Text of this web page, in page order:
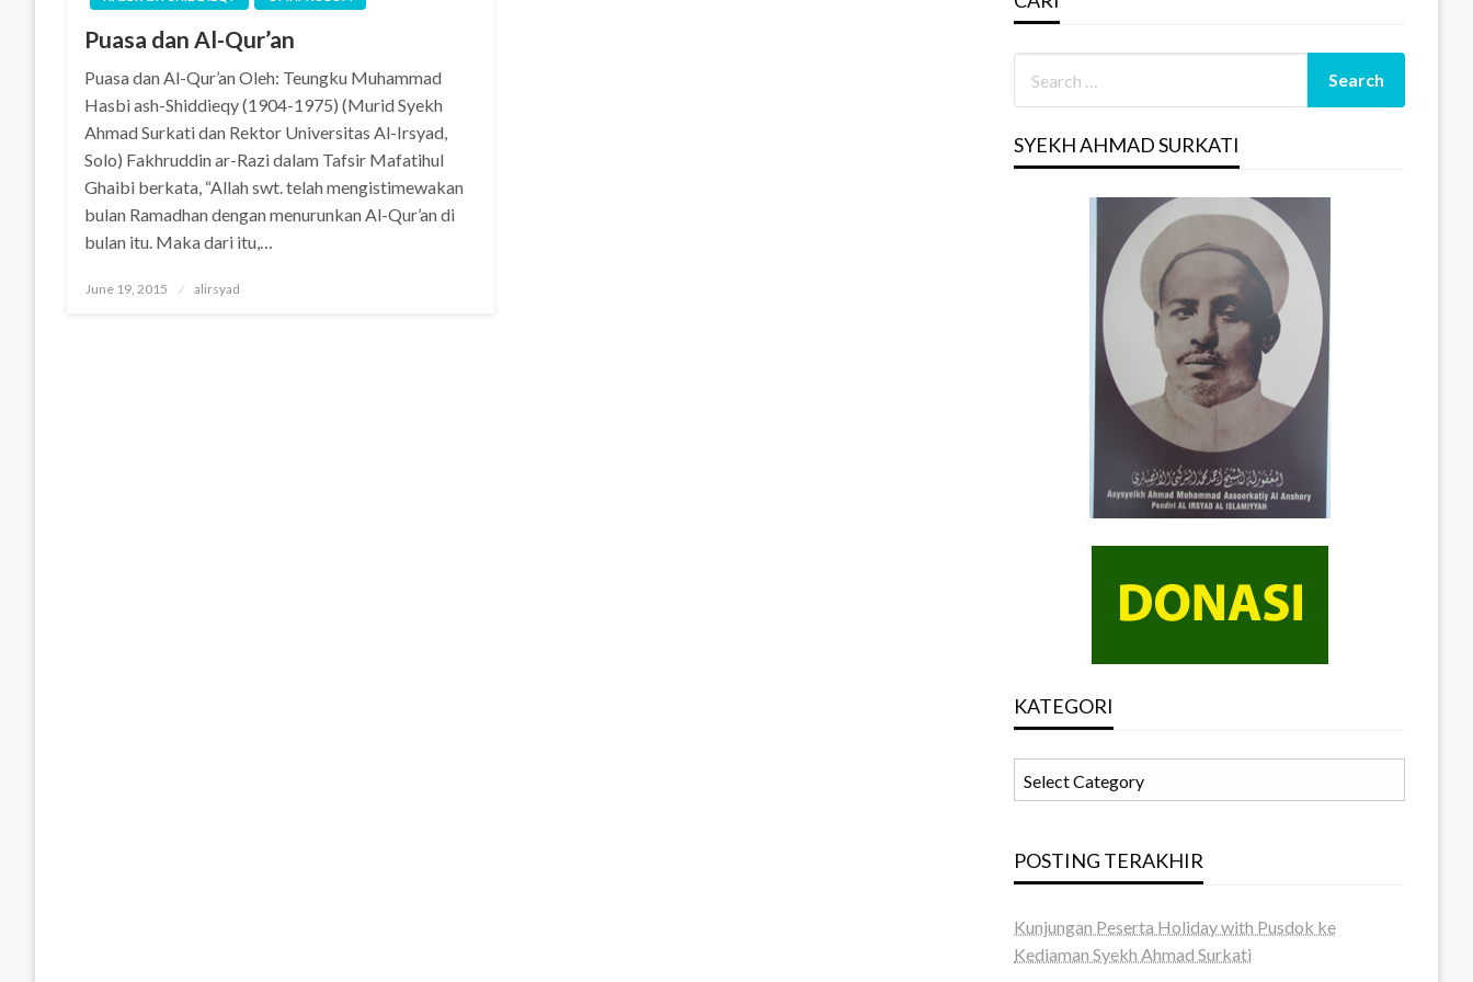
Puasa dan Al-Qur’an
Puasa dan Al-Qur’an Oleh: Teungku Muhammad
Hasbi ash-Shiddieqy (1904-1975) (Murid Syekh
Ahmad Surkati dan Rektor Universitas Al-Irsyad,
Solo) Fakhruddin ar-Razi dalam Tafsir Mafatihul
Ghaibi berkata, “Allah swt. telah mengistimewakan
bulan Ramadhan dengan menurunkan Al-Qur’an di
bulan itu. Maka dari itu,…
Posted
June 19, 2015 alirsyad
SYEKH AHMAD SURKATI
KATEGORI
POSTING TERAKHIR
Kunjungan Peserta Holiday with Pusdok ke
Kediaman Syekh Ahmad Surkati